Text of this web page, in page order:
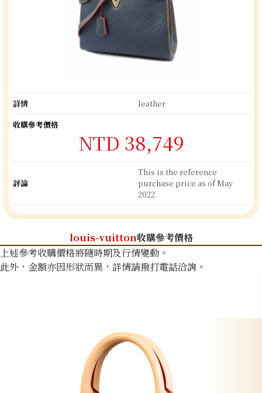
詳情
leather
收購參考價格
NTD 38,749
評論
This is the reference
purchase price as of May
2022.
louis-vuitton收購參考價格
上述參考收購價格將隨時期及行情變動。
此外，金額亦因形狀而異，詳情請撥打電話洽詢。